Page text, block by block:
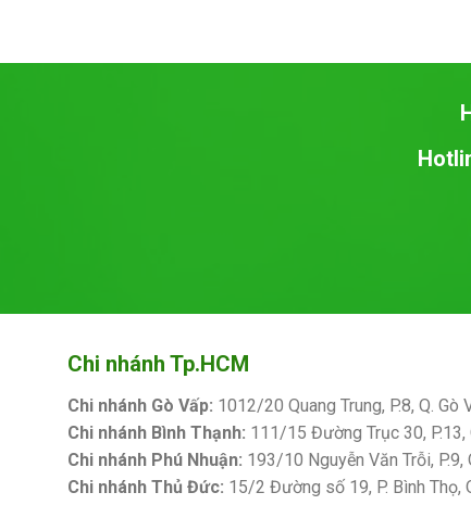
Chi nhánh Tp.HCM
Chi nhánh Gò Vấp: 1012/20 Quang Trung, P.8, Q. Gò
Chi nhánh Bình Thạnh: 111/15 Đường Trục 30, P.13,
Chi nhánh Phú Nhuận: 193/10 Nguyễn Văn Trỗi, P.9,
Chi nhánh Thủ Đức: 15/2 Đường số 19, P. Bình Thọ,